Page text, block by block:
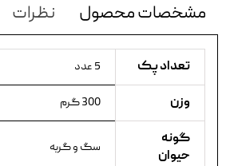
مشخصات محصول نظرات
تعداد پک 5 عدد
وزن 300 گرم
گونه
حیوان
سگ و گربه